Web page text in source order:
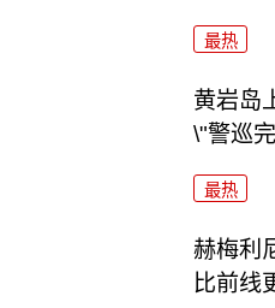
最热
黄岩岛
\"警巡
最热
赫梅利
比前线